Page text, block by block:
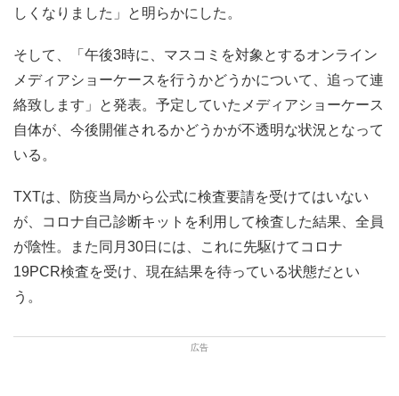
しくなりました」と明らかにした。
そして、「午後3時に、マスコミを対象とするオンライン
メディアショーケースを行うかどうかについて、追って連
絡致します」と発表。予定していたメディアショーケース
自体が、今後開催されるかどうかが不透明な状況となって
いる。
TXTは、防疫当局から公式に検査要請を受けてはいない
が、コロナ自己診断キットを利用して検査した結果、全員
が陰性。また同月30日には、これに先駆けてコロナ
19PCR検査を受け、現在結果を待っている状態だとい
う。